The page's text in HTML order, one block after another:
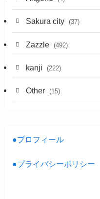
Sakura city (37)
Zazzle (492)
kanji (222)
Other (15)
●プロフィール
●プライバシーポリシー